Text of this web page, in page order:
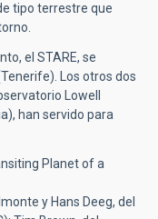
tipo terrestre que
el STARE, se
Los otros dos
Lowell
han servido para
Planet of a
y Hans Deeg, del